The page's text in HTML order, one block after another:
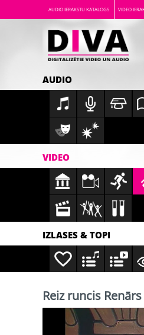
AUDIO IERAKSTU KATALOGS VIDEO
AUDIO
VIDEO
IZLASES & TOPI
Reiz runcis